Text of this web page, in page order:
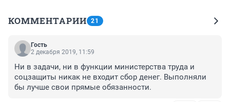
КОММЕНТАРИИ 21
Гость
2 декабря 2019, 11:59
Ни в задачи, ни в функции министерства труда и
соцзащиты никак не входит сбор денег. Выполняли
бы лучше свои прямые обязанности.